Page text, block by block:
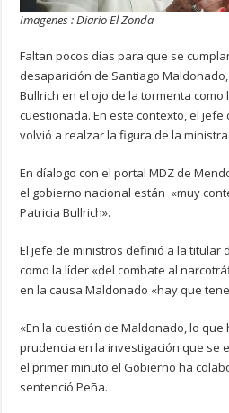
Imagenes : Diario El Zonda
Faltan pocos días para que se
desaparición de Santiago
Bullrich en el ojo de la tormenta
cuestionada. En este contexto, el jefe
volvió a realzar la figura de la
En díalogo con el portal MDZ de
el gobierno nacional están «muy
Patricia Bullrich».
El jefe de ministros definió a la titular
como la líder «del combate al
en la causa Maldonado «hay que
«En la cuestión de Maldonado, lo
prudencia en la investigación que se
el primer minuto el Gobierno ha
sentenció Peña.